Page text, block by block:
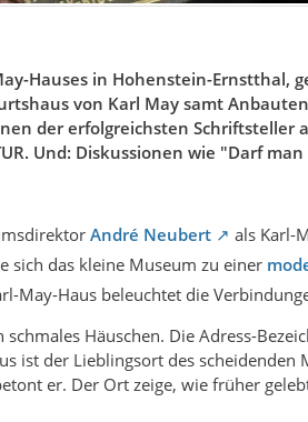
Hauses in Hohenstein-Ernstthal,
von Karl May samt
der erfolgreichsten
Und: Diskussionen wie "Darf
André Neubert
als Karl-
sich das kleine Museum zu einer
May-Haus beleuchtet die
Häuschen. Die Adress-
ist der Lieblingsort des
er. Der Ort zeige, wie früher